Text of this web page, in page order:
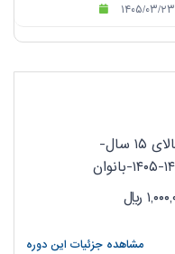
۱۴۰۵/۰۳/۲۳
آموزش-شنا-سطح۱تا۴ بالای ۱۵ سال-
ریال
مشاهده جزئیات این دوره